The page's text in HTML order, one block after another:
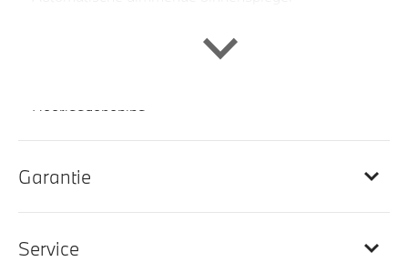
Elektrisch verstelbare voorstoel(en)
Doorlaadopening
Elektrisch verstelbare stoelen
Entertainment en communicatie
Apple Carplay/Android Auto
Garantie
Service